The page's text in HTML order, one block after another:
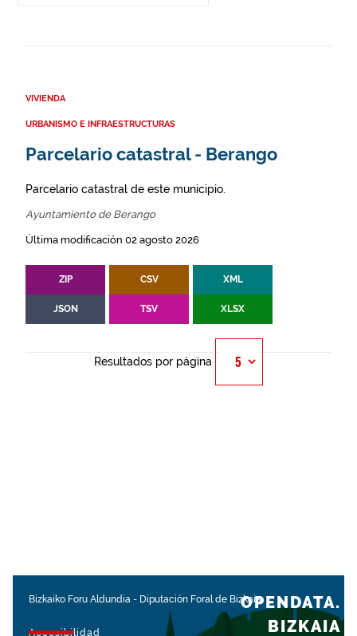
VIVIENDA
URBANISMO E INFRAESTRUCTURAS
Parcelario catastral - Berango
Parcelario catastral de este municipio.
Ayuntamiento de Berango
Última modificación 02 agosto 2026
ZIP CSV XML
JSON TSV XLSX
Resultados por página
Bizkaiko Foru Aldundia - Diputación Foral de Bizkaia
Accesibilidad
OPENDATA.
BIZKAIA